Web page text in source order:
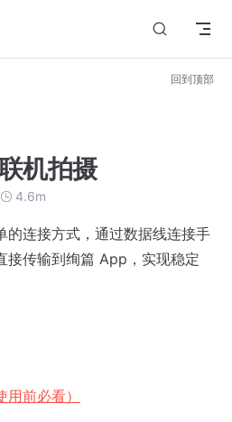
回到顶部
机拍摄
4.6m
的连接方式，通过数据线连接手
接传输到绚篇 App，实现稳定
前必看）